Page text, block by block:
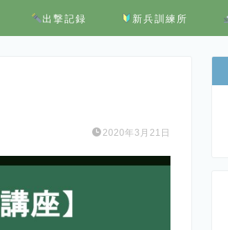
出撃記録 新兵訓練所
2020年3月21日